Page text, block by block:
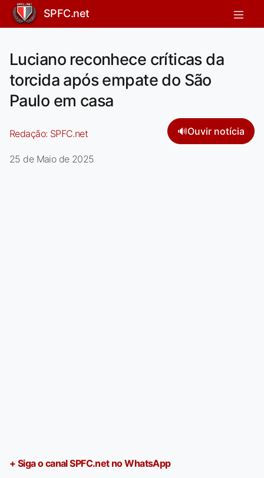
SPFC.net
Luciano reconhece críticas da
torcida após empate do São
Paulo em casa
Redação: SPFC.net 🔊Ouvir notícia
25 de Maio de 2025
+ Siga o canal SPFC.net no WhatsApp